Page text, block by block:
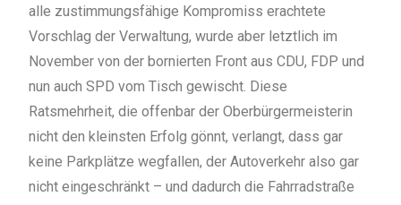
alle zustimmungsfähige Kompromiss erachtete
Vorschlag der Verwaltung, wurde aber letztlich im
November von der bornierten Front aus CDU, FDP und
nun auch SPD vom Tisch gewischt. Diese
Ratsmehrheit, die offenbar der Oberbürgermeisterin
nicht den kleinsten Erfolg gönnt, verlangt, dass gar
keine Parkplätze wegfallen, der Autoverkehr also gar
nicht eingeschränkt – und dadurch die Fahrradstraße